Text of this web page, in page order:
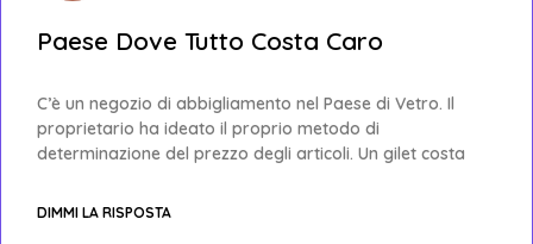
Paese Dove Tutto Costa Caro
C’è un negozio di abbigliamento nel Paese di Vetro. Il
proprietario ha ideato il proprio metodo di
determinazione del prezzo degli articoli. Un gilet costa
DIMMI LA RISPOSTA